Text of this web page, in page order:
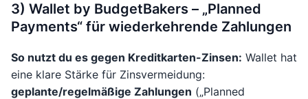
3) Wallet by BudgetBakers – „Planned
Payments“ für wiederkehrende Zahlungen
So nutzt du es gegen Kreditkarten-Zinsen: Wallet hat
eine klare Stärke für Zinsvermeidung:
geplante/regelmäßige Zahlungen („Planned